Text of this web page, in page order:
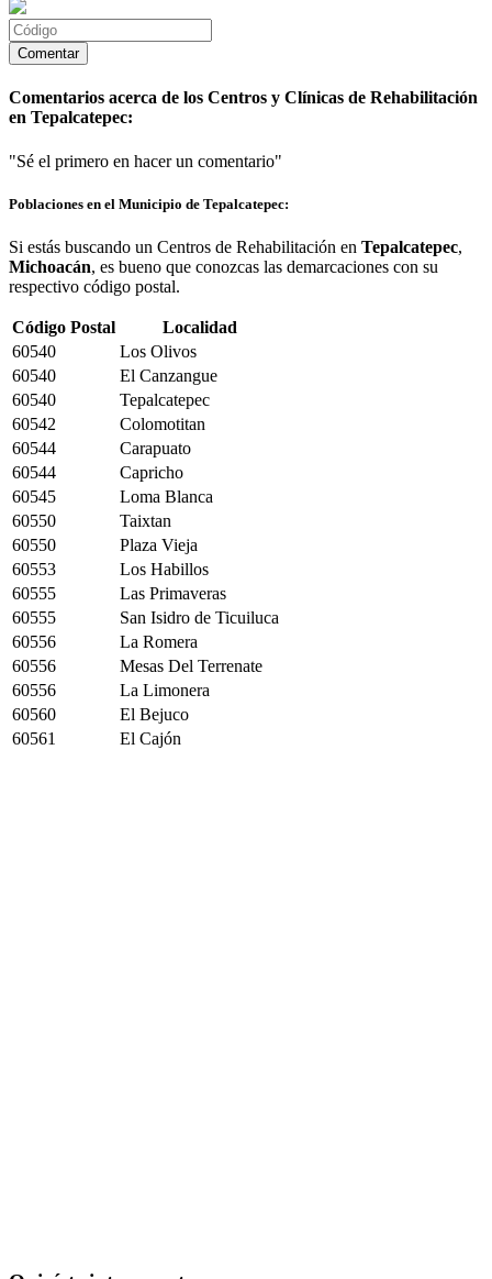
Comentarios acerca de los Centros y Clínicas de Rehabilitación
en Tepalcatepec:
"Sé el primero en hacer un comentario"
Poblaciones en el Municipio de Tepalcatepec:
Si estás buscando un Centros de Rehabilitación en Tepalcatepec,
Michoacán, es bueno que conozcas las demarcaciones con su
respectivo código postal.
Código Postal
Localidad
60540
Los Olivos
60540
El Canzangue
60540
Tepalcatepec
60542
Colomotitan
60544
Carapuato
60544
Capricho
60545
Loma Blanca
60550
Taixtan
60550
Plaza Vieja
60553
Los Habillos
60555
Las Primaveras
60555
San Isidro de Ticuiluca
60556
La Romera
60556
Mesas Del Terrenate
60556
La Limonera
60560
El Bejuco
60561
El Cajón